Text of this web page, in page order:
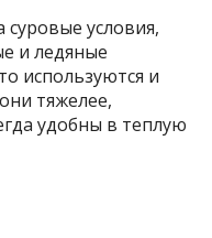
условия,
и ледяные
используются и
тяжелее,
удобны в теплую